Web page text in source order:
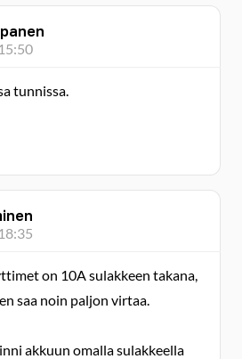
tunnissa.
on 10A sulakkeen takana,
saa noin paljon virtaa.
akkuun omalla sulakkeella